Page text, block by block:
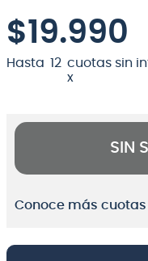
$19.990
Hasta 12 cuotas sin
x
SIN
Conoce más cuotas
9 .
micrófono
10. violin